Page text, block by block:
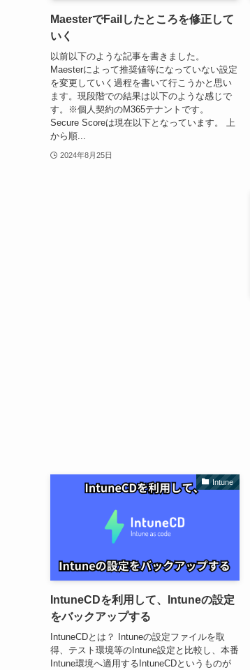
MaesterでFailしたところを修正して
いく
以前以下のような記事を書きました。
Maesterによって推奨値等になっていない設定
を変更していく過程を書いて行こうかと思い
ます。現段階での結果は以下のような感じで
す。※個人契約のM365テナントです。
Secure Scoreは現在以下となっています。 上
から順...
2024年8月25日
Intune
IntuneCDを利用して、Intuneの設定
をバックアップする
IntuneCDとは？ Intuneの設定ファイルを取
得、テスト環境等のIntune設定と比較し、本番
Intune環境へ適用するIntuneCDというものが